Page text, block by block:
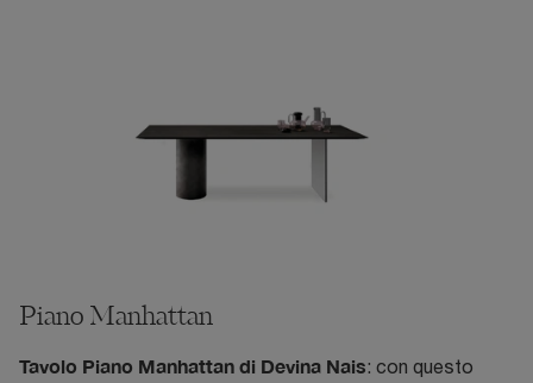
Piano Manhattan
Tavolo Piano Manhattan di Devina Nais: con questo